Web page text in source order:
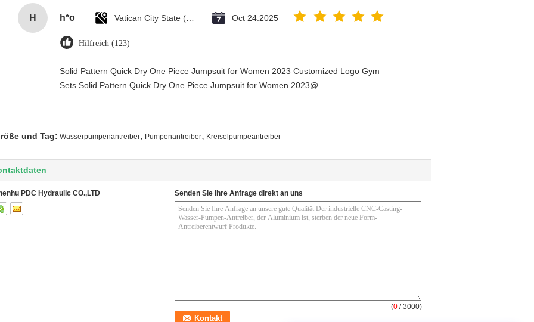
H h*o Oct 24.2025
Hilfreich (123)
Solid Pattern Quick Dry One Piece Jumpsuit for Women 2023 Customized Logo Gym
Sets Solid Pattern Quick Dry One Piece Jumpsuit for Women 2023@
und Tag: Wasserpumpenantreiber, Pumpenantreiber, Kreiselpumpeantreiber
PDC Hydraulic CO.,LTD Senden Sie Ihre Anfrage direkt an uns
(0 / 3000)